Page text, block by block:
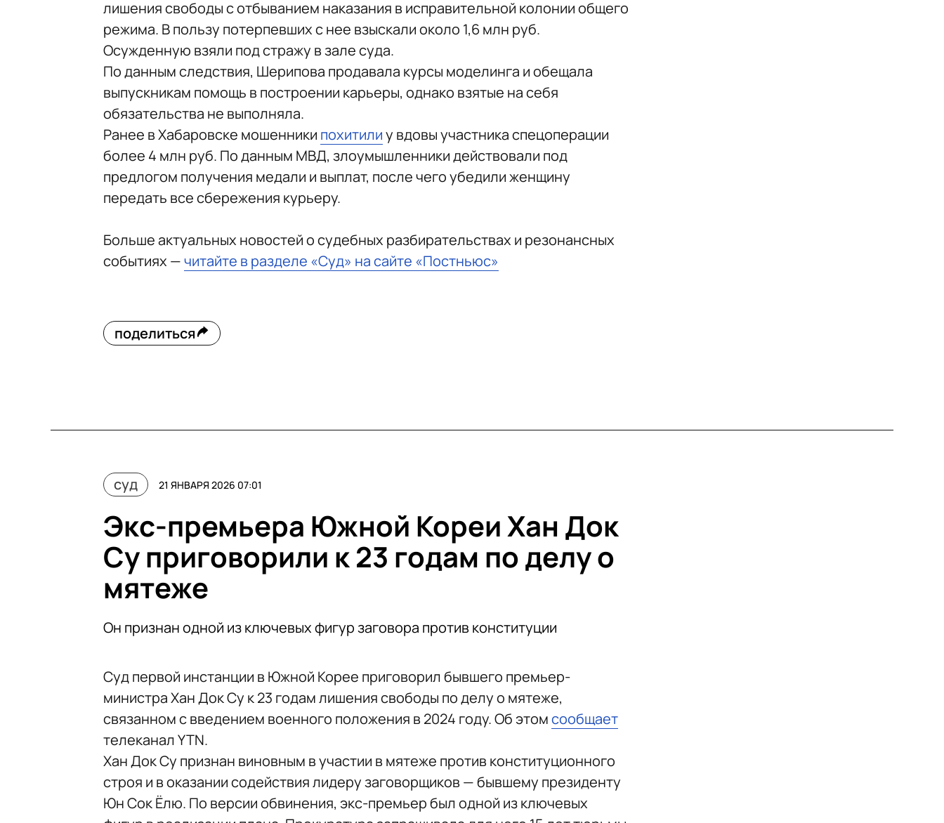
лишения свободы с отбыванием наказания в исправительной колонии общего
режима. В пользу потерпевших с нее взыскали около 1,6 млн руб.
Осужденную взяли под стражу в зале суда.
По данным следствия, Шерипова продавала курсы моделинга и обещала
выпускникам помощь в построении карьеры, однако взятые на себя
обязательства не выполняла.
Ранее в Хабаровске мошенники похитилиу вдовы участника спецоперации
более 4 млн руб. По данным МВД, злоумышленники действовали под
предлогом получения медали и выплат, после чего убедили женщину
передать все сбережения курьеру.
Больше актуальных новостей о судебных разбирательствах и резонансных
событиях —читайте в разделе «Суд» на сайте «Постньюс»
поделиться
суд 21 ЯНВАРЯ 2026 07:01
Экс-премьера Южной Кореи Хан Док
Су приговорили к 23 годам по делу о
мятеже
Он признан одной из ключевых фигур заговора против конституции
Суд первой инстанции в Южной Корее приговорил бывшего премьер-
министра Хан Док Су к 23 годам лишения свободы по делу о мятеже,
связанном с введением военного положения в 2024 году. Об этомсообщает
телеканал YTN.
Хан Док Су признан виновным в участии в мятеже против конституционного
строя и в оказании содействия лидеру заговорщиков — бывшему президенту
Юн Сок Ёлю. По версии обвинения, экс-премьер был одной из ключевых